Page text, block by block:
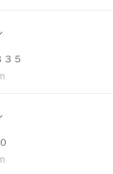
５